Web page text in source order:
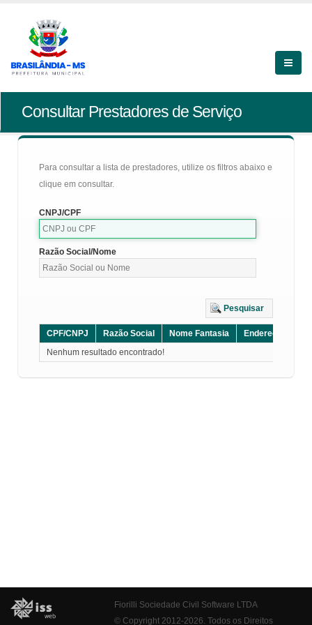
Consultar Prestadores de Serviço
Para consultar a lista de prestadores, utilize os filtros abaixo e
clique em consultar.
CNPJ/CPF
Razão Social/Nome
Pesquisar
CPF/CNPJ Razão Social Nome Fantasia Endereço
Nenhum resultado encontrado!
Fiorilli Sociedade Civil Software LTDA
© Copyright 2012-2026. Todos os Direitos